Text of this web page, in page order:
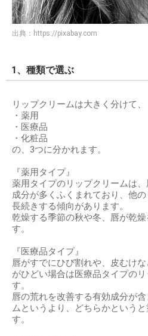
出典： https://pixabay.com
1、種類で選ぶ
リップクリームは大きく分けて、
・薬用
・医療品
・化粧品
の、3つに分かれます。
『薬用タイプ』
薬用タイプのリップクリームは
成分が多くふくまれており、他
長続きする傾向があります。
乾燥する季節の秋や冬、唇が乾
す。
『医療品タイプ』
唇がすでにひび割れや、皮むけ
がひどい場合は医療品タイプの
す。
唇の荒れを改善する有効成分が
ムというより、どちらかという
す。